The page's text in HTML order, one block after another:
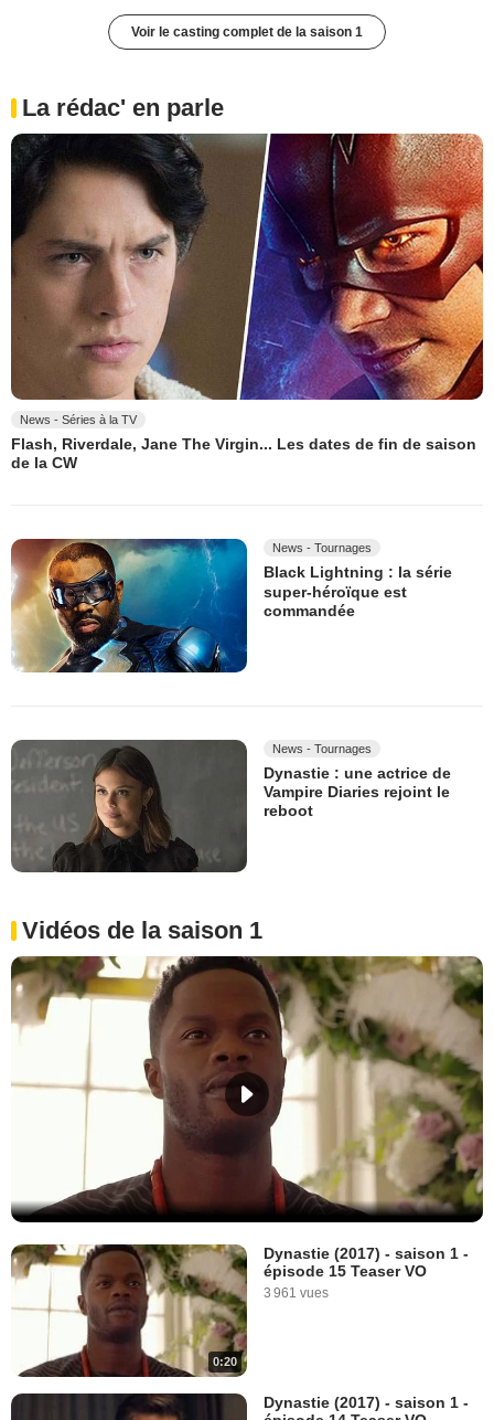
Voir le casting complet de la saison 1
La rédac' en parle
News - Séries à la TV
Flash, Riverdale, Jane The Virgin... Les dates de fin de saison
de la CW
News - Tournages
Black Lightning : la série
super-héroïque est
commandée
News - Tournages
Dynastie : une actrice de
Vampire Diaries rejoint le
reboot
Vidéos de la saison 1
0:20
Dynastie (2017) - saison 1 -
épisode 15 Teaser VO
3 961 vues
Dynastie (2017) - saison 1 -